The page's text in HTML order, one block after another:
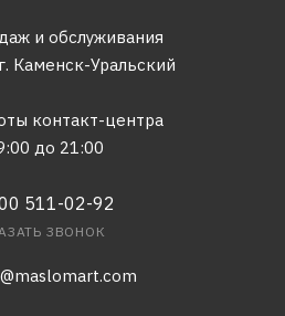
и обслуживания
г. Каменск-Уральский
контакт-центра
до 21:00
511-02-92
ЗВОНОК